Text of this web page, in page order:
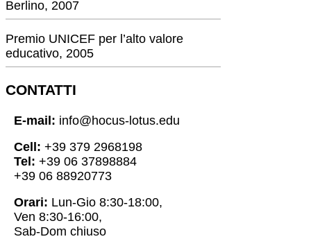
Berlino, 2007
Premio UNICEF per l’alto valore
educativo, 2005
CONTATTI
E-mail: info@hocus-lotus.edu
Cell: +39 379 2968198
Tel: +39 06 37898884
+39 06 88920773
Orari: Lun-Gio 8:30-18:00,
Ven 8:30-16:00,
Sab-Dom chiuso